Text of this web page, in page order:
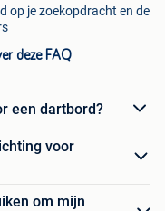
op je zoekopdracht en de
deze FAQ
een dartbord?
voor
om mijn